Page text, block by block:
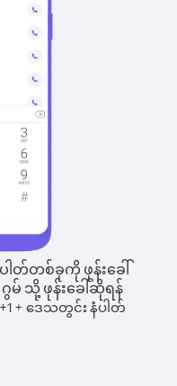
ါတ်တစ်ခုကို ဖုန်းခေါ်
သို့ ဖုန်းခေါ်ဆိုရန်
1+ ဒေသတွင်း နံပါတ်